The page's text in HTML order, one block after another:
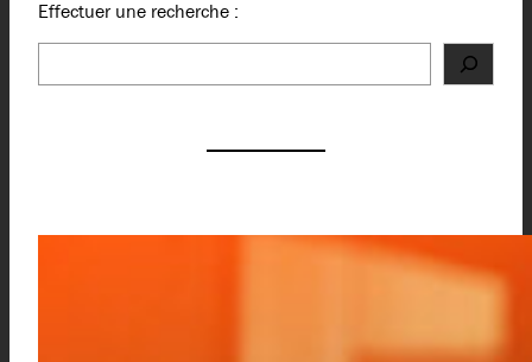
Effectuer une recherche :